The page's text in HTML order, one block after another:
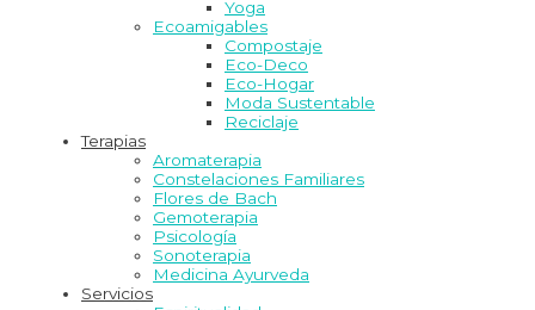
Yoga
Ecoamigables
Compostaje
Eco-Deco
Eco-Hogar
Moda Sustentable
Reciclaje
Terapias
Aromaterapia
Constelaciones Familiares
Flores de Bach
Gemoterapia
Psicología
Sonoterapia
Medicina Ayurveda
Servicios